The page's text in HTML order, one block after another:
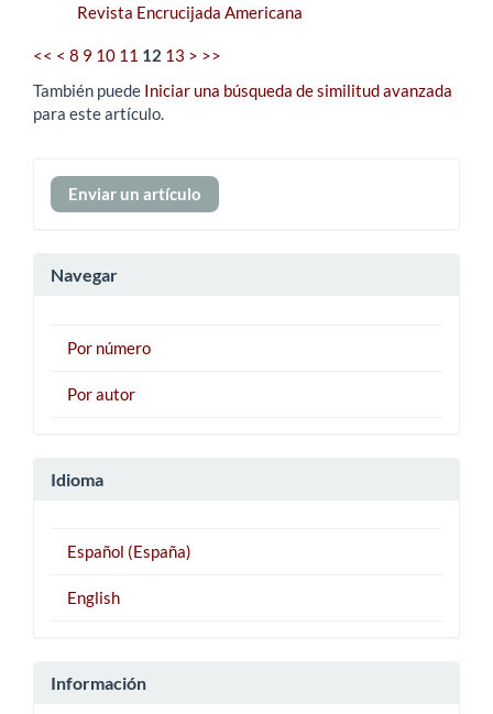
Revista Encrucijada Americana
<< < 8 9 10 11 12 13 > >>
También puede Iniciar una búsqueda de similitud avanzada
para este artículo.
Enviar
un
Enviar un artículo
Navegar
Por número
Por autor
Idioma
Español (España)
English
Información